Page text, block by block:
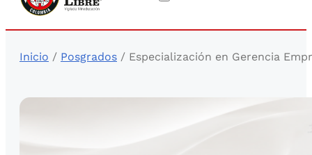
Inicio / Posgrados / Especialización en Gerencia